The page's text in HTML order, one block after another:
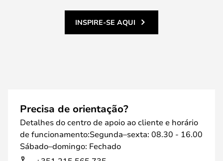
INSPIRE-SE AQUI
Precisa de orientação?
Detalhes do centro de apoio ao cliente e horário
de funcionamento:Segunda–sexta: 08.30 - 16.00
Sábado–domingo: Fechado